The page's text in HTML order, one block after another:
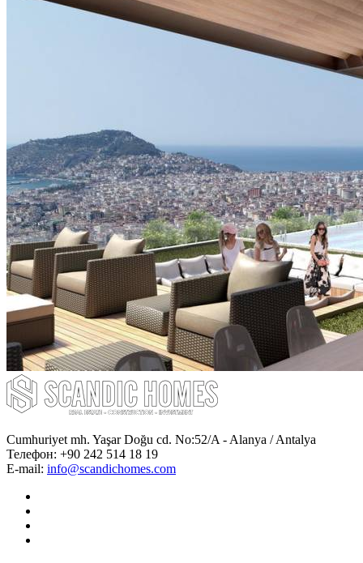
Cumhuriyet mh. Yaşar Doğu cd. No:52/A - Alanya / Antalya
Телефон: +90 242 514 18 19
E-mail: info@scandichomes.com